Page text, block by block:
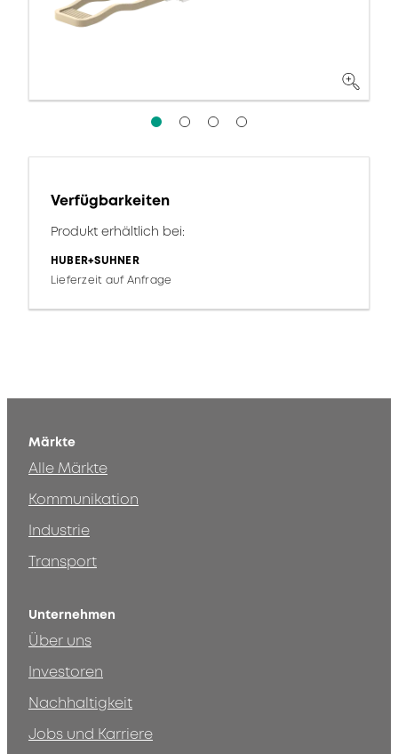
Verfügbarkeiten
Produkt erhältlich bei:
HUBER+SUHNER
Lieferzeit auf Anfrage
Märkte
Alle Märkte
Kommunikation
Industrie
Transport
Unternehmen
Über uns
Investoren
Nachhaltigkeit
Jobs und Karriere